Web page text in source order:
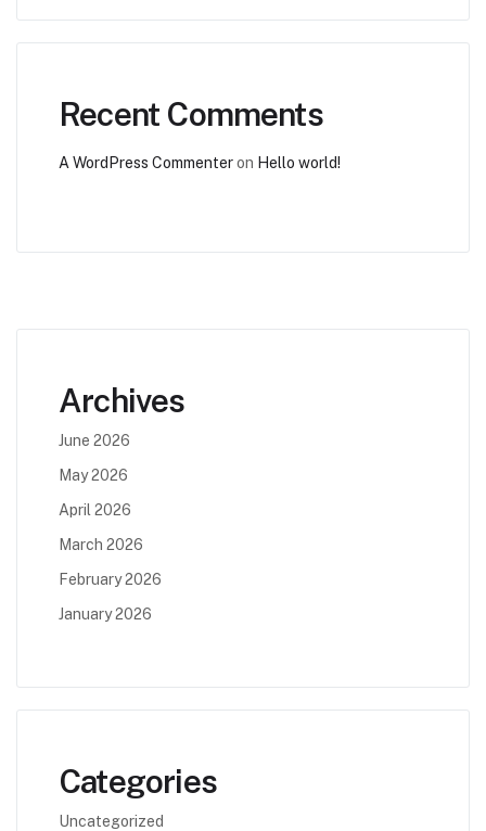
Recent Comments
A WordPress Commenteron Hello world!
Archives
June 2026
May 2026
April 2026
March 2026
February 2026
January 2026
Categories
Uncategorized